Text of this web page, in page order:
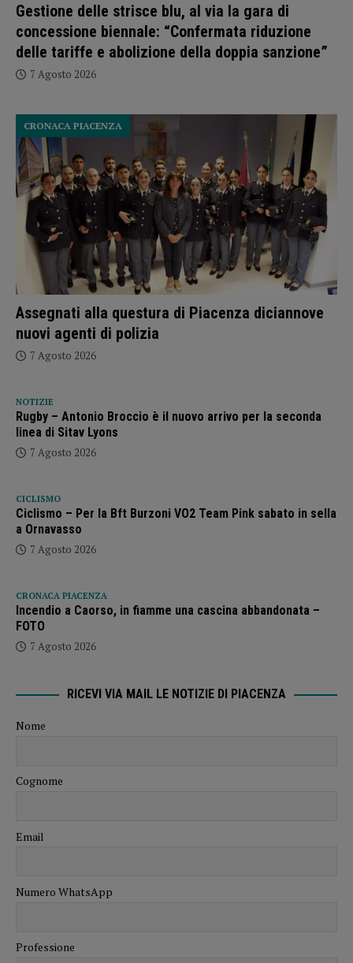
Gestione delle strisce blu, al via la gara di
concessione biennale: “Confermata riduzione
delle tariffe e abolizione della doppia sanzione”
7 Agosto 2026
Assegnati alla questura di Piacenza diciannove
nuovi agenti di polizia
CRONACA PIACENZA
7 Agosto 2026
NOTIZIE
Rugby – Antonio Broccio è il nuovo arrivo per la seconda
linea di Sitav Lyons
7 Agosto 2026
CICLISMO
Ciclismo – Per la Bft Burzoni VO2 Team Pink sabato in sella
a Ornavasso
7 Agosto 2026
CRONACA PIACENZA
Incendio a Caorso, in fiamme una cascina abbandonata –
FOTO
7 Agosto 2026
RICEVI VIA MAIL LE NOTIZIE DI PIACENZA
Nome
Cognome
Email
Numero WhatsApp
Professione